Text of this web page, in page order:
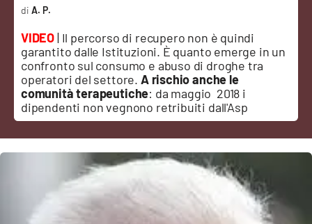
VIDEO
Ambiente
Cronaca
Economia e Lavoro
Politica
VIDEO| Il percorso di recupero non è quindi
garantito dalle Istituzioni. È quanto emerge in un
confronto sul consumo e abuso di droghe tra
operatori del settore. A rischio anche le
comunità terapeutiche: da maggio 2018 i
dipendenti non vegnono retribuiti dall'Asp
A. P.